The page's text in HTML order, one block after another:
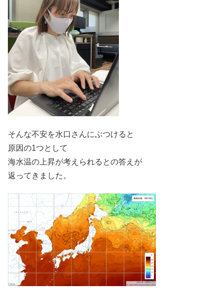
そんな不安を水口さんにぶつけると
原因の1つとして
海水温の上昇が考えられるとの答えが
返ってきました。